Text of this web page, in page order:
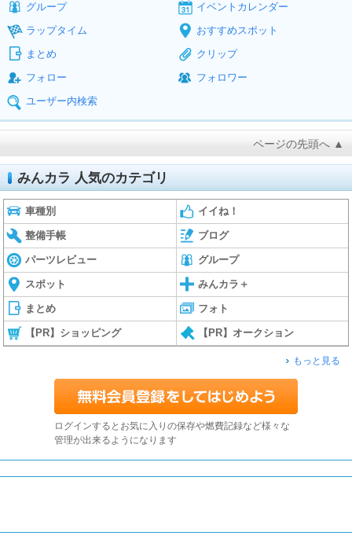
グループ
イベントカレンダー
ラップタイム
おすすめスポット
まとめ
クリップ
フォロー
フォロワー
ユーザー内検索
ページの先頭へ ▲
みんカラ 人気のカテゴリ
車種別 イイね！
整備手帳 ブログ
パーツレビュー グループ
スポット みんカラ＋
まとめ フォト
【PR】ショッピング 【PR】オークション
もっと見る
ログインするとお気に入りの保存や燃費記録など様々な
管理が出来るようになります